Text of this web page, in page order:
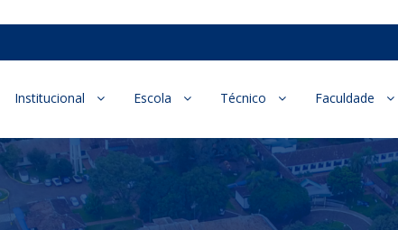
Institucional Escola Técnico Faculdade